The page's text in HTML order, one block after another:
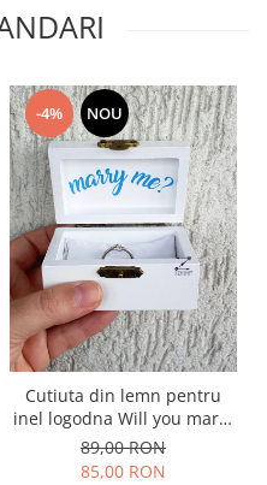
-4% NOU
Cutiuta din lemn pentru
inel logodna Will you marry
catifelat
89,00 RON
85,00 RON